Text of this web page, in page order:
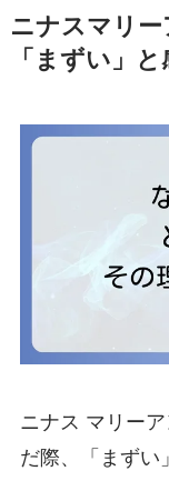
ニナスマリ
「まずい」
ニナス マリー
だ際、「まずい